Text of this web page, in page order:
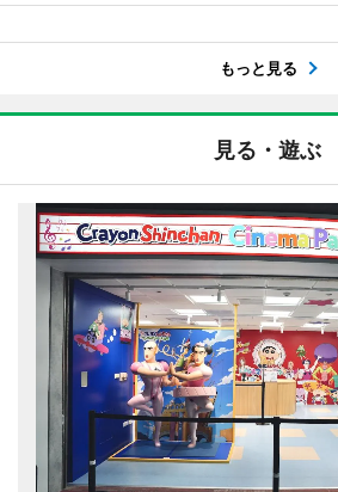
もっと見る
見る・遊ぶ